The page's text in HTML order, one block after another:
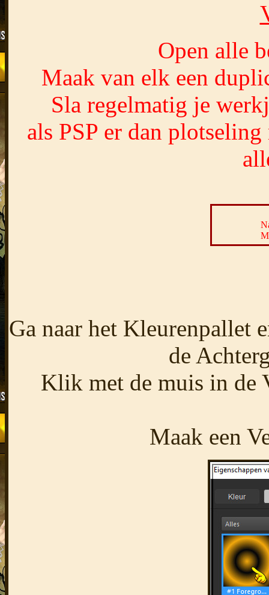
Open alle
Maak van elk een
Sla regelmatig je
als PSP er dan
Ga naar het Kleurenpallet
de
Klik met de muis in de
Maak een